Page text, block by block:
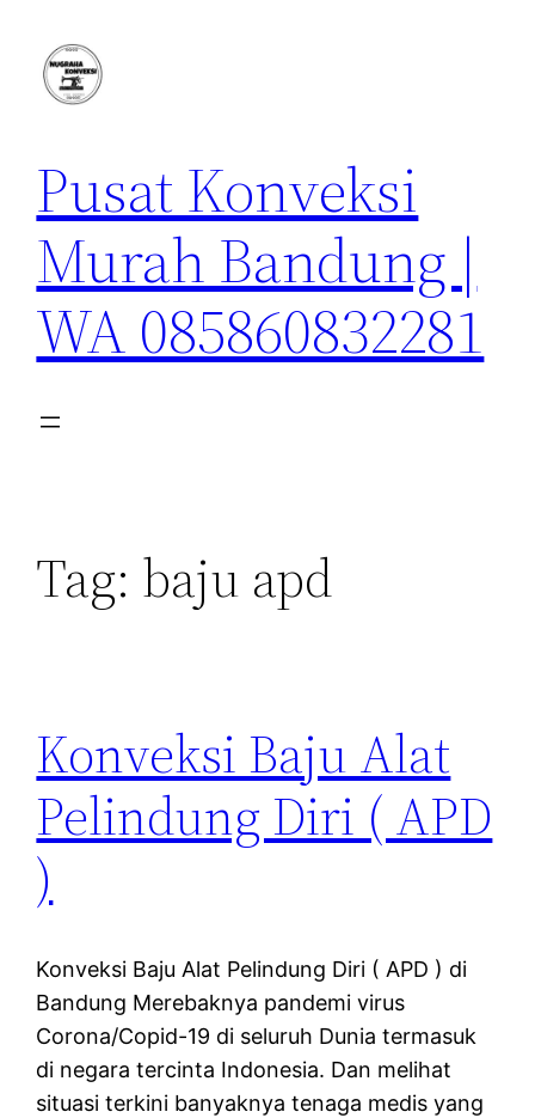
konten
Pusat Konveksi
Murah Bandung |
WA 085860832281
Tag: baju apd
Konveksi Baju Alat
Pelindung Diri ( APD
)
Konveksi Baju Alat Pelindung Diri ( APD ) di
Bandung Merebaknya pandemi virus
Corona/Copid-19 di seluruh Dunia termasuk
di negara tercinta Indonesia. Dan melihat
situasi terkini banyaknya tenaga medis yang